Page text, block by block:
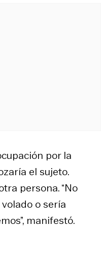
por la
el sujeto.
persona. “No
o sería
manifestó.